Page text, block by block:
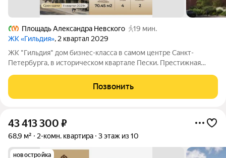
Площадь Александра Невского
19 мин.
ЖК «Гильдия», 2 квартал 2029
ЖК "Гильдия" дом бизнес-класса в самом центре Санкт-
Петербурга, в историческом квартале Пески. Престижная
"Гильдия" создана продуманная внутренняя инфраструктура
для полноценного отдыха и работы.
Позвонить
43 413 300 ₽
68,9 м² 2-комн. квартира 3 этаж из 10
новостройка